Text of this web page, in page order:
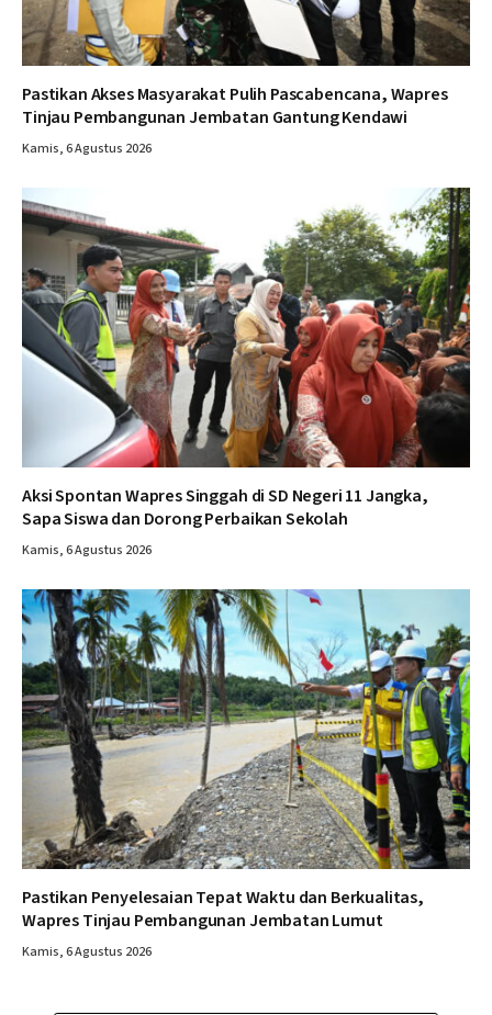
Pastikan Akses Masyarakat Pulih Pascabencana, Wapres
Tinjau Pembangunan Jembatan Gantung Kendawi
Kamis, 6 Agustus 2026
Aksi Spontan Wapres Singgah di SD Negeri 11 Jangka,
Sapa Siswa dan Dorong Perbaikan Sekolah
Kamis, 6 Agustus 2026
Pastikan Penyelesaian Tepat Waktu dan Berkualitas,
Wapres Tinjau Pembangunan Jembatan Lumut
Kamis, 6 Agustus 2026